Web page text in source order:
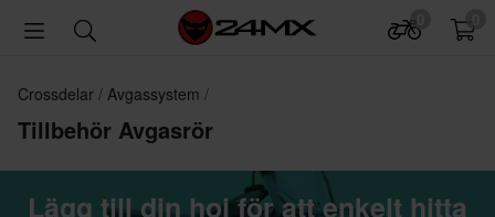
Crossdelar Avgassystem
Tillbehör Avgasrör
Lägg till din hoj för att enkelt hitta